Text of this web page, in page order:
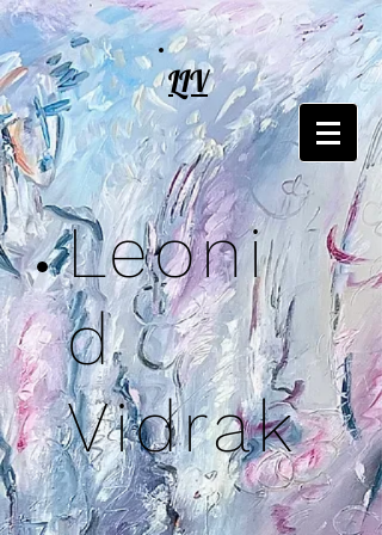
LIV
Leoni
d
Vidrak